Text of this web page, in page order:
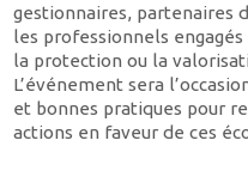
gestionnaires, partenaires
les professionnels
la protection ou la
L’événement sera
et bonnes pratiques pour
actions en faveur de ces